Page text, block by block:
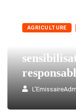
AGRICULTURE